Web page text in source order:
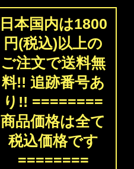
日本国内は1800
円(税込)以上の
ご注文で送料無
料!! 追跡番号あ
り!! ========
商品価格は全て
税込価格です
========